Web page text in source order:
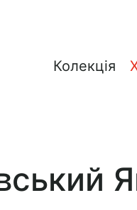
Колекція